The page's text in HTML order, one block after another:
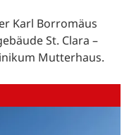
Karl Borromäus
St. Clara –
Mutterhaus.